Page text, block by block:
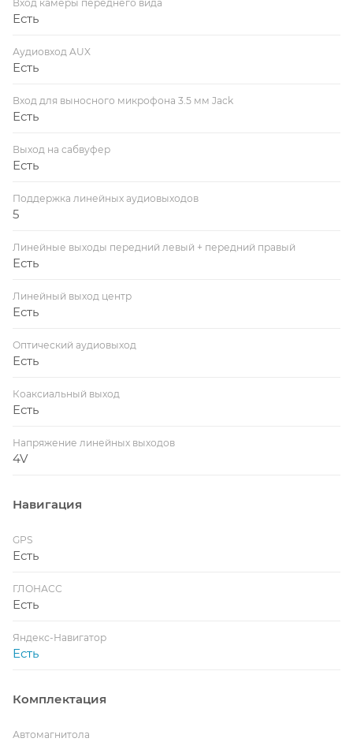
Вход камеры переднего вида
Есть
Аудиовход AUX
Есть
Вход для выносного микрофона 3.5 мм Jack
Есть
Выход на сабвуфер
Есть
Поддержка линейных аудиовыходов
5
Линейные выходы передний левый + передний правый
Есть
Линейный выход центр
Есть
Оптический аудиовыход
Есть
Коаксиальный выход
Есть
Напряжение линейных выходов
4V
Навигация
GPS
Есть
ГЛОНАСС
Есть
Яндекс-Навигатор
Есть
Комплектация
Автомагнитола